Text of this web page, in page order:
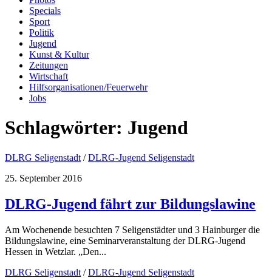
Specials
Sport
Politik
Jugend
Kunst & Kultur
Zeitungen
Wirtschaft
Hilfsorganisationen/Feuerwehr
Jobs
Schlagwörter: Jugend
DLRG Seligenstadt /DLRG-Jugend Seligenstadt
25. September 2016
DLRG-Jugend fährt zur Bildungslawine
Am Wochenende besuchten 7 Seligenstädter und 3 Hainburger die
Bildungslawine, eine Seminarveranstaltung der DLRG-Jugend
Hessen in Wetzlar. „Den...
DLRG Seligenstadt /DLRG-Jugend Seligenstadt